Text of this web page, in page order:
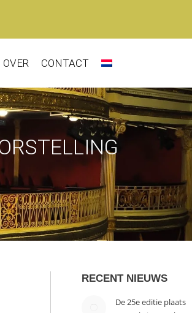
OVER CONTACT
RECENT NIEUWS
De 25e editie plaats